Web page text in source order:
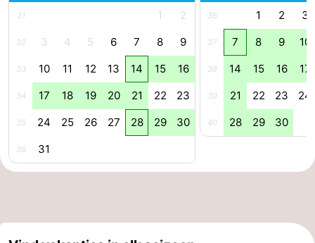
31 1 2
32 3 4 5 6 7 8 9
33 10 11 12 13 14 15 16
34 17 18 19 20 21 22 23
35 24 25 26 27 28 29 30
36 31
36 1 2 3
37 7 8 9 10
38 14 15 16 17
39 21 22 23 24
40 28 29 30